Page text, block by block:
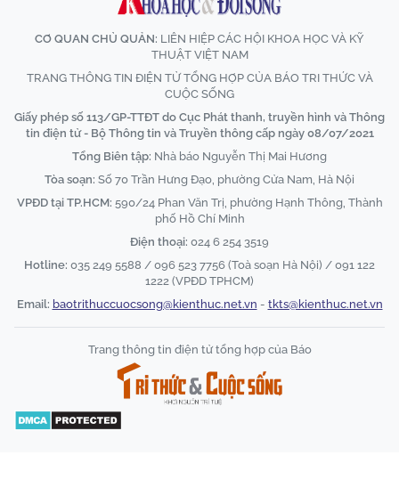
CƠ QUAN CHỦ QUẢN: LIÊN HIỆP CÁC HỘI KHOA HỌC VÀ KỸ
THUẬT VIỆT NAM
TRANG THÔNG TIN ĐIỆN TỬ TỔNG HỢP CỦA BÁO TRI THỨC VÀ
CUỘC SỐNG
Giấy phép số 113/GP-TTĐT do Cục Phát thanh, truyền hình và Thông
tin điện tử - Bộ Thông tin và Truyền thông cấp ngày 08/07/2021
Tổng Biên tập: Nhà báo Nguyễn Thị Mai Hương
Tòa soạn: Số 70 Trần Hưng Đạo, phường Cửa Nam, Hà Nội
VPĐD tại TP.HCM: 590/24 Phan Văn Trị, phường Hạnh Thông, Thành
phố Hồ Chí Minh
Điện thoại: 024 6 254 3519
Hotline: 035 249 5588 / 096 523 7756 (Toà soạn Hà Nội) / 091 122
1222 (VPĐD TPHCM)
Email: baotrithuccuocsong@kienthuc.net.vn - tkts@kienthuc.net.vn
Trang thông tin điện tử tổng hợp của Báo